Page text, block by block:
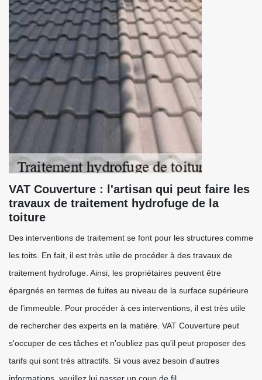
VAT Couverture : l'artisan qui peut faire les
travaux de traitement hydrofuge de la
toiture
Des interventions de traitement se font pour les structures comme
les toits. En fait, il est très utile de procéder à des travaux de
traitement hydrofuge. Ainsi, les propriétaires peuvent être
épargnés en termes de fuites au niveau de la surface supérieure
de l'immeuble. Pour procéder à ces interventions, il est très utile
de rechercher des experts en la matière. VAT Couverture peut
s'occuper de ces tâches et n'oubliez pas qu'il peut proposer des
tarifs qui sont très attractifs. Si vous avez besoin d'autres